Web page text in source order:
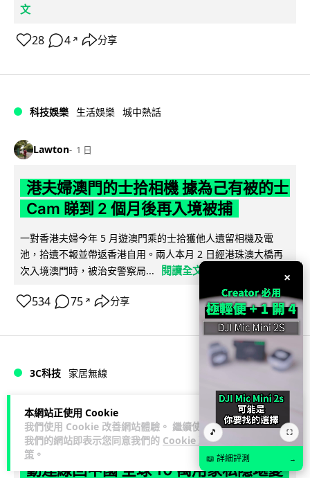
本網站正使用 Cookie
我們使用 Cookie 改善網站體驗。 繼續使用
我們的網站即表示您同意我們的 Cookie 政
策 。
文
28 4 ↗ 分享
科技娛樂 生活娛樂 城中熱話
Lawton 1 日
港夫婦澳門的士拾相機 據為己有被的士
Cam 睇到 2 個月後再入境被捕
一對香港夫婦今年 5 月遊澳門乘的士拾獲他人遺留相機及電
池，拾遺不報並帶返香港自用。兩人本月 2 日經港珠澳大橋再
次入境澳門時，被治安警察局...
閱讀全文
534 75 ↗ 分享
3C科技 家居無線
Vin 1 日
逾 20 款平價路由器爆後門 每 35 秒自
動連線回中國 全球 10 萬用家私隱堪憂
×
🎵 ⛶
📖 詳細評測 →